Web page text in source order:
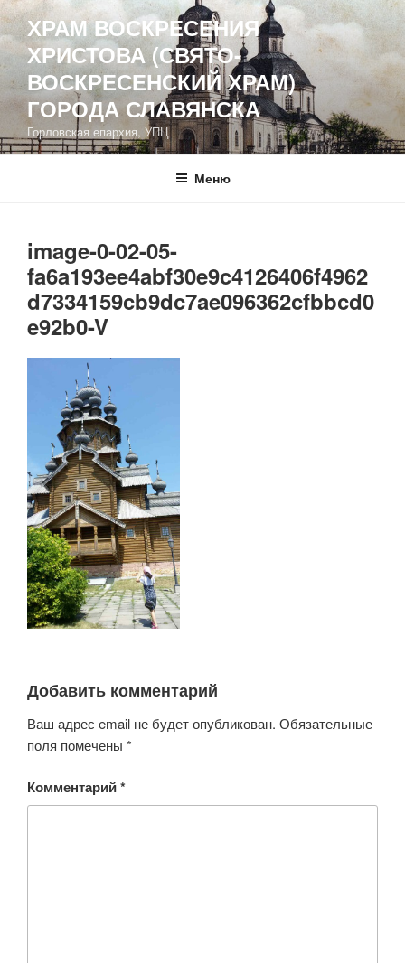
Перейти
к
содержимому
ХРАМ ВОСКРЕСЕНИЯ
ХРИСТОВА (СВЯТО-
ВОСКРЕСЕНСКИЙ ХРАМ)
ГОРОДА СЛАВЯНСКА
Горловская епархия, УПЦ
Меню
image-0-02-05-
fa6a193ee4abf30e9c4126406f4962
d7334159cb9dc7ae096362cfbbcd0
e92b0-V
Добавить комментарий
Ваш адрес email не будет опубликован. Обязательные
поля помечены *
Комментарий*